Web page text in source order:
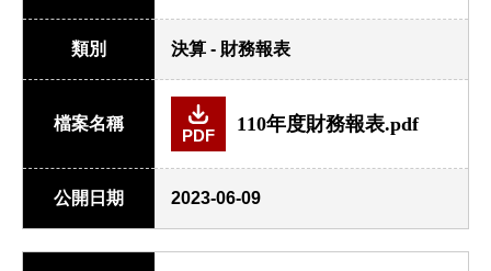
類別 決算 - 財務報表
檔案名稱
PDF
110年度財務報表.pdf
公開日期 2023-06-09